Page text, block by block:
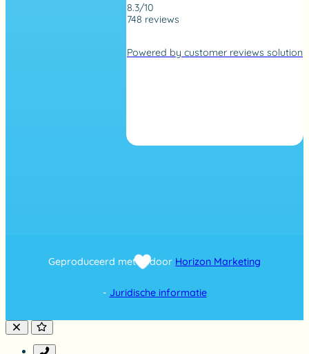
8.3/10
748 reviews
,
g
b
r
t
i
g
Powered by customer reviews solution
Geproduceerd met door Horizon Marketing
- Juridische informatie